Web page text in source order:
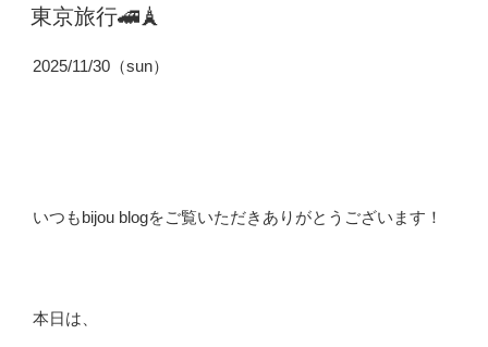
稿
日:
東京旅行🚄🗼
2025/11/30（sun）
いつもbijou blogをご覧いただきありがとうございます！
本日は、